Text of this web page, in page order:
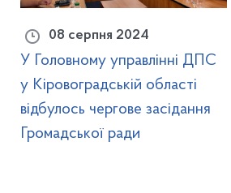
08 серпня 2024
У Головному управлінні ДПС
у Кіровоградській області
відбулось чергове засідання
Громадської ради